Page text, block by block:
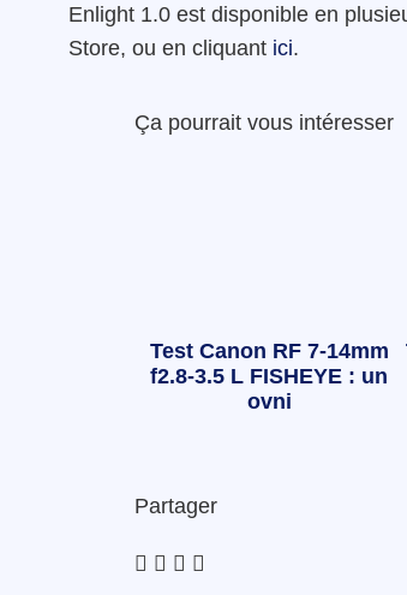
Enlight 1.0 est disponible en
Store, ou en cliquant ici.
Ça pourrait vous intéresser
Test Canon RF 7-14mm
f2.8-3.5 L FISHEYE : un
ovni
Partager